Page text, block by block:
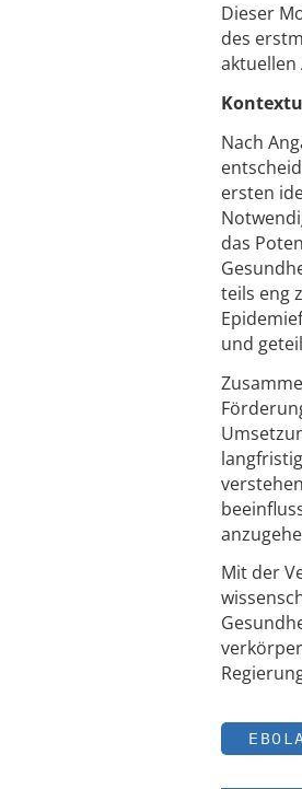
Dieser
des
aktuellen
Nach
ersten
das
teils eng
und
Mit der